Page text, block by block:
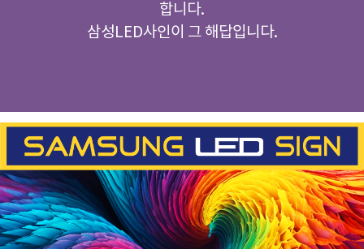
합니다.
삼성LED사인이 그 해답입니다.